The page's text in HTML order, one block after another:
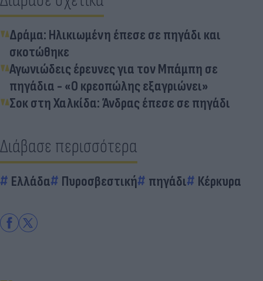
Δράμα: Ηλικιωμένη έπεσε σε πηγάδι και
σκοτώθηκε
Αγωνιώδεις έρευνες για τον Μπάμπη σε
πηγάδια - «Ο κρεοπώλης εξαγριώνει»
Σοκ στη Χαλκίδα: Άνδρας έπεσε σε πηγάδι
Διάβασε περισσότερα
Ελλάδα Πυροσβεστική πηγάδι Κέρκυρα